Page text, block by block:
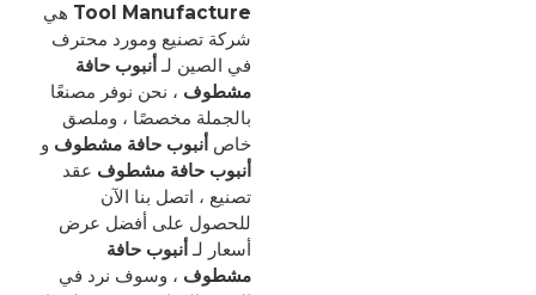
Tool Manufacture هي
شركة تصنيع ومورد محترف
في الصين لـ أنبوب حافة
مشطوف ، نحن نوفر مصنعًا
بالجملة مخصصًا ، وملصق
خاص أنبوب حافة مشطوف و
أنبوب حافة مشطوف عقد
تصنيع ، اتصل بنا الآن
للحصول على أفضل عرض
أسعار لـ أنبوب حافة
مشطوف ، وسوف نرد في